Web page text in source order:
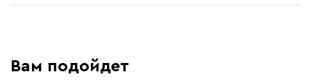
Вам подойдет